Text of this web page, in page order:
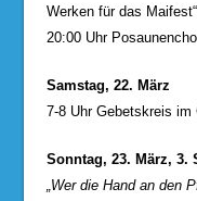
Werken für das
20:00 Uhr
Samstag, 22. März
7-8 Uhr Gebetskreis im
Sonntag, 23. März, 3.
„Wer die Hand an den